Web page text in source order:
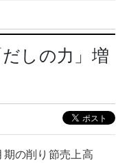
しの力」増
の削り節売上高